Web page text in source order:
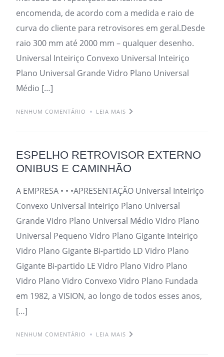
encomenda, de acordo com a medida e raio de
curva do cliente para retrovisores em geral.Desde
raio 300 mm até 2000 mm – qualquer desenho.
Universal Inteiriço Convexo Universal Inteiriço
Plano Universal Grande Vidro Plano Universal
Médio […]
NENHUM COMENTÁRIO LEIA MAIS
ESPELHO RETROVISOR EXTERNO
ONIBUS E CAMINHÃO
A EMPRESA • • •APRESENTAÇÃO Universal Inteiriço
Convexo Universal Inteiriço Plano Universal
Grande Vidro Plano Universal Médio Vidro Plano
Universal Pequeno Vidro Plano Gigante Inteiriço
Vidro Plano Gigante Bi-partido LD Vidro Plano
Gigante Bi-partido LE Vidro Plano Vidro Plano
Vidro Plano Vidro Convexo Vidro Plano Fundada
em 1982, a VISION, ao longo de todos esses anos,
[…]
NENHUM COMENTÁRIO LEIA MAIS